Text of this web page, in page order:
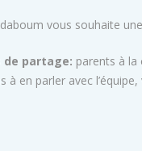
vous souhaite
de partage: parents à la
à en parler avec